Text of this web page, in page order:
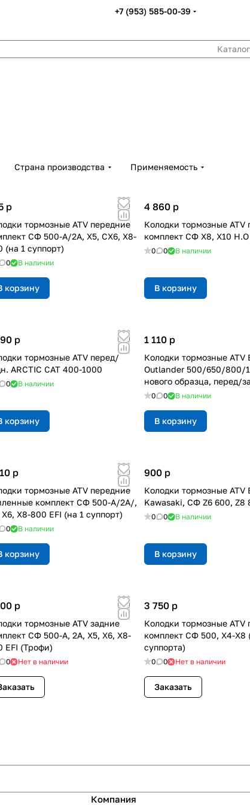
+7 (953) 585-00-39
Каталог
Страна производства Применяемость
p
тормозные ATV передние
СФ 500-A/2A, X5, CX6, X8-
(на 1 суппорт)
0 В наличии
корзину
4 860 p
Колодки тормозные ATV
комплект СФ X8, X10 Н.О
0 0 В наличии
В корзину
p
тормозные ATV перед/
ARCTIC CAT 400-1000
0 В наличии
корзину
1 110 p
Колодки тормозные ATV
Outlander 500/650/800/
нового образца, перед/
0 0 В наличии
В корзину
p
тормозные ATV передние
комплект СФ 500-A/2A/,
X6, X8-800 EFI (на 1 суппорт)
0 В наличии
корзину
900 p
Колодки тормозные ATV
Kawasaki, СФ Z6 600, Z8
0 0 В наличии
В корзину
p
тормозные ATV задние
СФ 500-A, 2A, X5, X6, X8-
EFI (Трофи)
0 Нет в наличии
3 750 p
Колодки тормозные ATV
комплект СФ 500, X4-X8
суппорта)
0 0 Нет в наличии
Заказать
Компания